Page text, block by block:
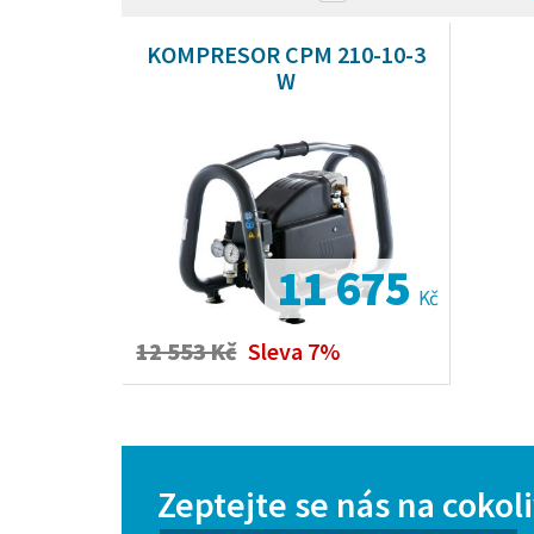
KOMPRESOR CPM 210-10-3
W
12 553 Kč Sleva 7%
11 675 Kč
Zeptejte se nás na